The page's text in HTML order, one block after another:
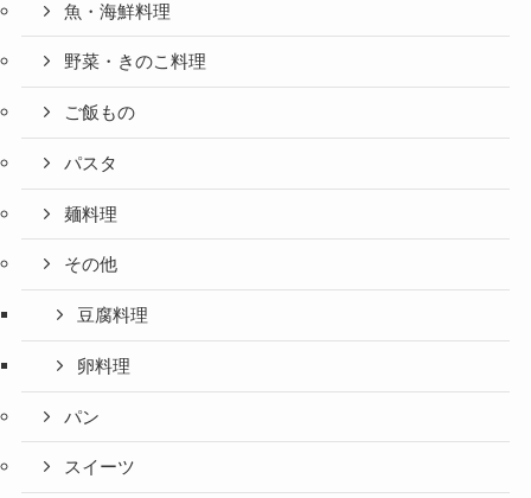
魚・海鮮料理
野菜・きのこ料理
ご飯もの
パスタ
麺料理
その他
豆腐料理
卵料理
パン
スイーツ